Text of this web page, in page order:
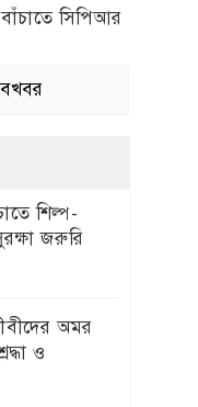
বাঁচাতে সিপিআর
নিয়ে মুখ খুললেন
নেই কেন,
অগ্রাধিকার
শিল্প-
জরুরি
অমর
ও